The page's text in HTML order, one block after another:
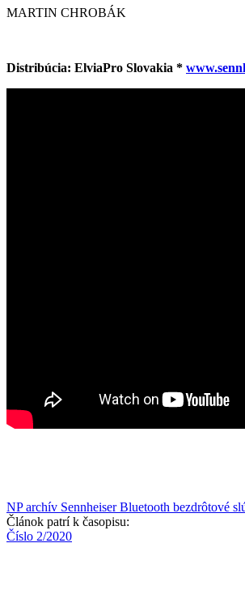
MARTIN CHROBÁK
Distribúcia: ElviaPro Slovakia *
NP archív Sennheiser Bluetooth bezdrôtové
Článok patrí k časopisu:
Číslo 2/2020